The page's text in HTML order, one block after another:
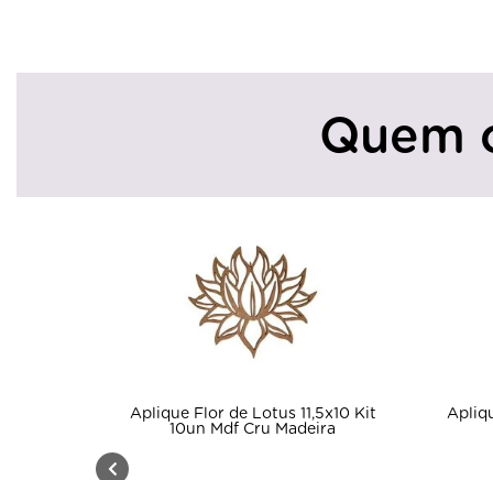
Quem
Aplique Flor de Lotus 11,5x10 Kit
10un Mdf Cru Madeira